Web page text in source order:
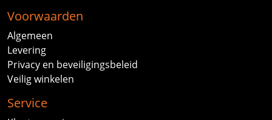
Voorwaarden
Algemeen
Levering
Privacy en beveiligingsbeleid
Veilig winkelen
Service